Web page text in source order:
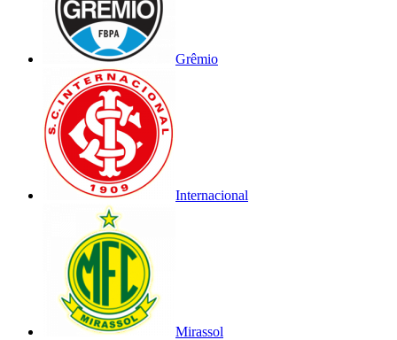
Grêmio
Internacional
Mirassol